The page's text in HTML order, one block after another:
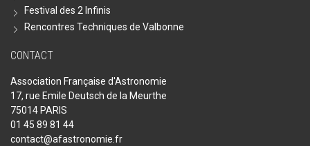
Festival des 2 Infinis
Rencontres Techniques de Valbonne
CONTACT
Association Française d'Astronomie
17, rue Emile Deutsch de la Meurthe
75014 PARIS
01 45 89 81 44
contact@afastronomie.fr